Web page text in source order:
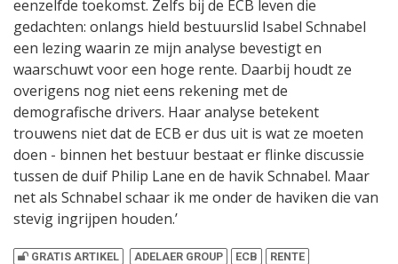
eenzelfde toekomst. Zelfs bij de ECB leven die
gedachten: onlangs hield bestuurslid Isabel Schnabel
een lezing waarin ze mijn analyse bevestigt en
waarschuwt voor een hoge rente. Daarbij houdt ze
overigens nog niet eens rekening met de
demografische drivers. Haar analyse betekent
trouwens niet dat de ECB er dus uit is wat ze moeten
doen - binnen het bestuur bestaat er flinke discussie
tussen de duif Philip Lane en de havik Schnabel. Maar
net als Schnabel schaar ik me onder de haviken die van
stevig ingrijpen houden.’
GRATIS ARTIKEL ADELAER GROUP ECB RENTE